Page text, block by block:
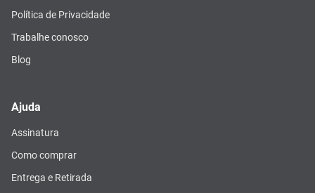
Política de Privacidade
Trabalhe conosco
Blog
Ajuda
Assinatura
Como comprar
Entrega e Retirada